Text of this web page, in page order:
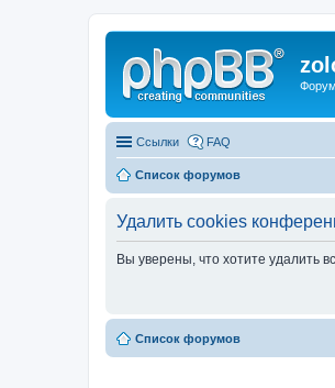
Ссылки FAQ
Список форумов
Удалить cookies
Вы уверены, что хотите удалить
Список форумов